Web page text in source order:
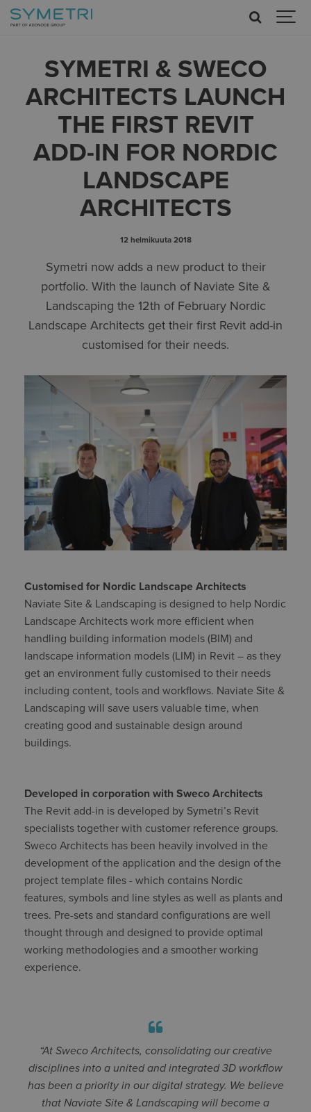
SYMETRI & SWECO
ARCHITECTS LAUNCH
THE FIRST REVIT
ADD-IN FOR NORDIC
LANDSCAPE
ARCHITECTS
12 helmikuuta 2018
Symetri now adds a new product to their
portfolio. With the launch of Naviate Site &
Landscaping the 12th of February Nordic
Landscape Architects get their first Revit add-in
customised for their needs.
Customised for Nordic Landscape Architects
Naviate Site & Landscaping is designed to help Nordic
Landscape Architects work more efficient when
handling building information models (BIM) and
landscape information models (LIM) in Revit – as they
get an environment fully customised to their needs
including content, tools and workflows. Naviate Site &
Landscaping will save users valuable time, when
creating good and sustainable design around
buildings.
Developed in corporation with Sweco Architects
The Revit add-in is developed by Symetri’s Revit
specialists together with customer reference groups.
Sweco Architects has been heavily involved in the
development of the application and the design of the
project template files - which contains Nordic
features, symbols and line styles as well as plants and
trees. Pre-sets and standard configurations are well
thought through and designed to provide optimal
working methodologies and a smoother working
experience.
“At Sweco Architects, consolidating our creative
disciplines into a united and integrated 3D workflow
has been a priority in our digital strategy. We believe
that Naviate Site & Landscaping will become a